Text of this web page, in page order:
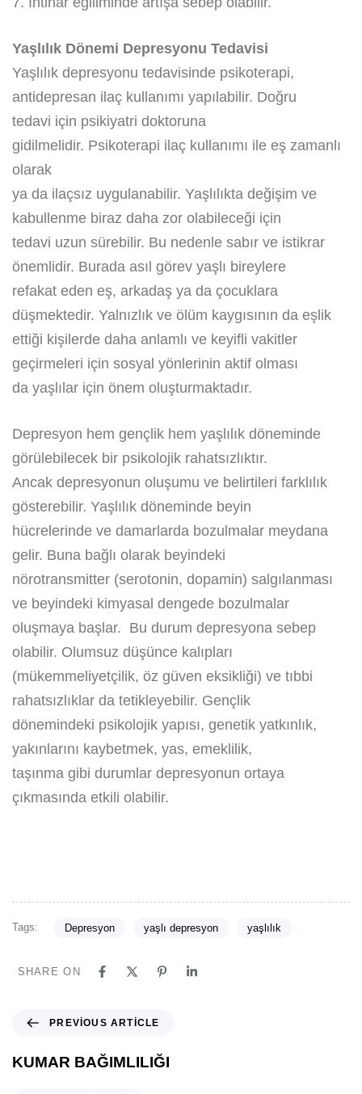
Yaşlılık Dönemi Depresyonu Tedavisi
Yaşlılık depresyonu tedavisinde psikoterapi,
antidepresan ilaç kullanımı yapılabilir. Doğru
tedavi için psikiyatri doktoruna
gidilmelidir. Psikoterapi ilaç kullanımı ile eş zamanlı
olarak
ya da ilaçsız uygulanabilir. Yaşlılıkta değişim ve
kabullenme biraz daha zor olabileceği için
tedavi uzun sürebilir. Bu nedenle sabır ve istikrar
önemlidir. Burada asıl görev yaşlı bireylere
refakat eden eş, arkadaş ya da çocuklara
düşmektedir. Yalnızlık ve ölüm kaygısının da eşlik
ettiği kişilerde daha anlamlı ve keyifli vakitler
geçirmeleri için sosyal yönlerinin aktif olması
da yaşlılar için önem oluşturmaktadır.
Depresyon hem gençlik hem yaşlılık döneminde
görülebilecek bir psikolojik rahatsızlıktır.
Ancak depresyonun oluşumu ve belirtileri farklılık
gösterebilir. Yaşlılık döneminde beyin
hücrelerinde ve damarlarda bozulmalar meydana
gelir. Buna bağlı olarak beyindeki
nörotransmitter (serotonin, dopamin) salgılanması
ve beyindeki kimyasal dengede bozulmalar
oluşmaya başlar. Bu durum depresyona sebep
olabilir. Olumsuz düşünce kalıpları
(mükemmeliyetçilik, öz güven eksikliği) ve tıbbi
rahatsızlıklar da tetikleyebilir. Gençlik
dönemindeki psikolojik yapısı, genetik yatkınlık,
yakınlarını kaybetmek, yas, emeklilik,
taşınma gibi durumlar depresyonun ortaya
çıkmasında etkili olabilir.
Tags: Depresyon yaşlı depresyon yaşlılık
SHARE ON
PREVIOUS ARTICLE
KUMAR BAĞIMLILIĞI